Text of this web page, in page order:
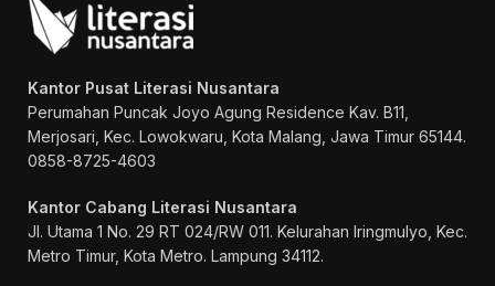
Kantor Pusat Literasi Nusantara
Perumahan Puncak Joyo Agung Residence Kav. B11,
Merjosari, Kec. Lowokwaru, Kota Malang, Jawa Timur 65144.
0858-8725-4603
Kantor Cabang Literasi Nusantara
Jl. Utama 1 No. 29 RT 024/RW 011. Kelurahan Iringmulyo, Kec.
Metro Timur, Kota Metro. Lampung 34112.